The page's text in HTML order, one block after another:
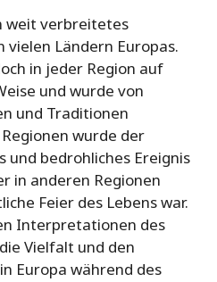
weit verbreitetes
Ländern Europas.
in jeder Region auf
und wurde von
und Traditionen
wurde der
und bedrohliches Ereignis
in anderen Regionen
Feier des Lebens war.
Interpretationen des
Vielfalt und den
Europa während des